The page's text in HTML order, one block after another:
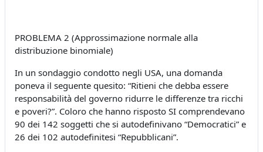
PROBLEMA 2 (Approssimazione normale alla
distribuzione binomiale)
In un sondaggio condotto negli USA, una domanda
poneva il seguente quesito: “Ritieni che debba essere
responsabilità del governo ridurre le differenze tra ricchi
e poveri?”. Coloro che hanno risposto SI comprendevano
90 dei 142 soggetti che si autodefinivano “Democratici” e
26 dei 102 autodefinitesi “Repubblicani”.